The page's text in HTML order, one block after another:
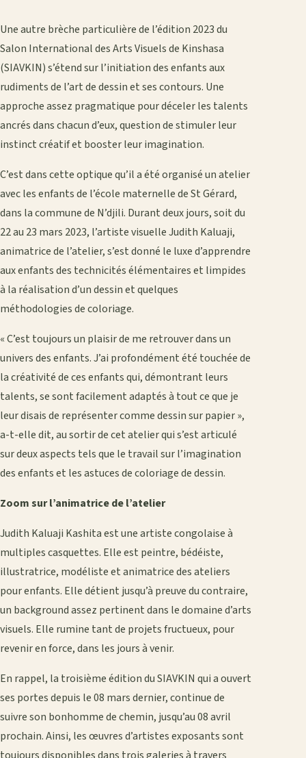
Une autre brèche particulière de l’édition 2023 du
Salon International des Arts Visuels de Kinshasa
(SIAVKIN) s’étend sur l’initiation des enfants aux
rudiments de l’art de dessin et ses contours. Une
approche assez pragmatique pour déceler les talents
ancrés dans chacun d’eux, question de stimuler leur
instinct créatif et booster leur imagination.
C’est dans cette optique qu’il a été organisé un atelier
avec les enfants de l’école maternelle de St Gérard,
dans la commune de N’djili. Durant deux jours, soit du
22 au 23 mars 2023, l’artiste visuelle Judith Kaluaji,
animatrice de l’atelier, s’est donné le luxe d’apprendre
aux enfants des technicités élémentaires et limpides
à la réalisation d’un dessin et quelques
méthodologies de coloriage.
« C’est toujours un plaisir de me retrouver dans un
univers des enfants. J’ai profondément été touchée de
la créativité de ces enfants qui, démontrant leurs
talents, se sont facilement adaptés à tout ce que je
leur disais de représenter comme dessin sur papier »,
a-t-elle dit, au sortir de cet atelier qui s’est articulé
sur deux aspects tels que le travail sur l’imagination
des enfants et les astuces de coloriage de dessin.
Zoom sur l’animatrice de l’atelier
Judith Kaluaji Kashita est une artiste congolaise à
multiples casquettes. Elle est peintre, bédéiste,
illustratrice, modéliste et animatrice des ateliers
pour enfants. Elle détient jusqu’à preuve du contraire,
un background assez pertinent dans le domaine d’arts
visuels. Elle rumine tant de projets fructueux, pour
revenir en force, dans les jours à venir.
En rappel, la troisième édition du SIAVKIN qui a ouvert
ses portes depuis le 08 mars dernier, continue de
suivre son bonhomme de chemin, jusqu’au 08 avril
prochain. Ainsi, les œuvres d’artistes exposants sont